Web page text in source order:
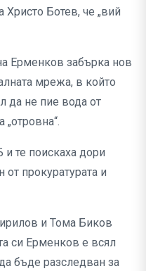
Ботев, че „вий
Ерменков забърка нов
мрежа, в който
да не пие вода от
те поискаха дори
прокуратурата и
и Тома Биков
си Ерменков е всял
бъде разследван за